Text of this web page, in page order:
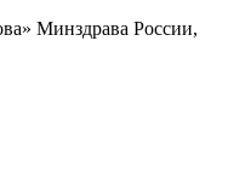
Минздрава России,